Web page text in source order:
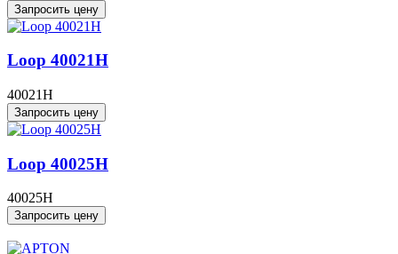
Запросить цену
Loop 40021H
40021H
Запросить цену
Loop 40025H
40025H
Запросить цену